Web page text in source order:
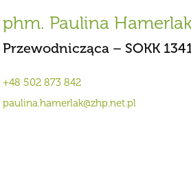
phm. Paulina
Przewodnicząca – SOKK
+48 502 873 842
paulina.hamerlak@zhp.net.pl